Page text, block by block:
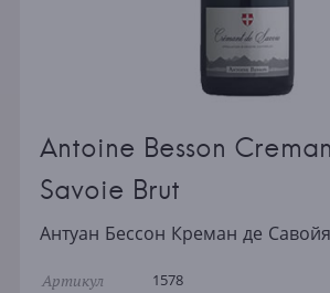
Antoine Besson
Savoie Brut
Антуан Бессон Креман де
Артикул 1578